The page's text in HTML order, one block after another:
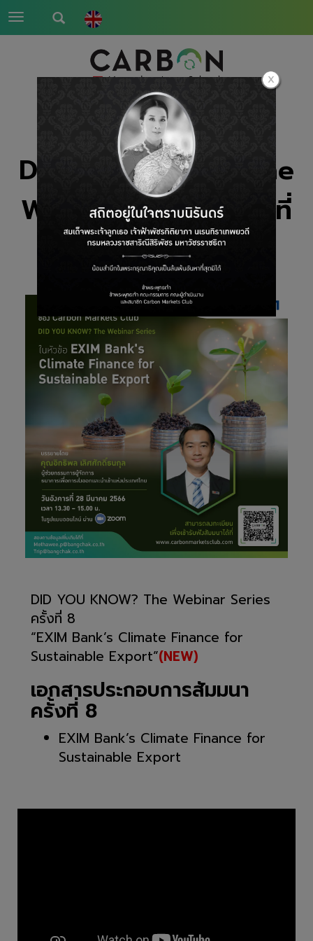
Toggle
navigation
DID YOU KNOW? The
Webinar Series ครั้งที่
8
DID YOU KNOW? The Webinar Series
ครั้งที่ 8
“EXIM Bank’s Climate Finance for
Sustainable Export”(NEW)
เอกสารประกอบการสัมมนา
ครั้งที่ 8
EXIM Bank’s Climate Finance for
Sustainable Export